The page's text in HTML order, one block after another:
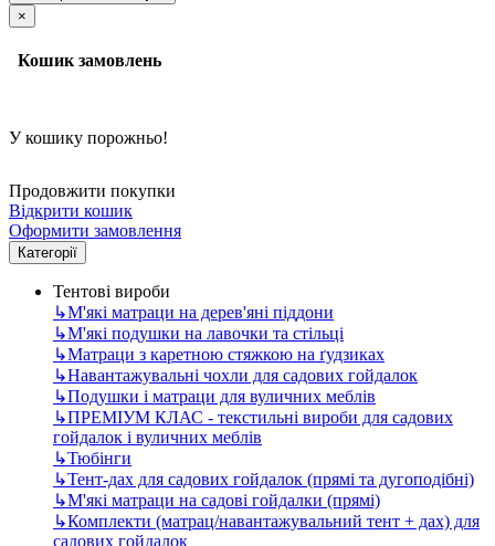
×
Кошик замовлень
У кошику порожньо!
Продовжити покупки
Відкрити кошик
Оформити замовлення
Категорії
Тентові вироби
↳М'які матраци на дерев'яні піддони
↳М'які подушки на лавочки та стільці
↳Матраци з каретною стяжкою на ґудзиках
↳Навантажувальні чохли для садових гойдалок
↳Подушки і матраци для вуличних меблів
↳ПРЕМІУМ КЛАС - текстильні вироби для садових
гойдалок і вуличних меблів
↳Тюбінги
↳Тент-дах для садових гойдалок (прямі та дугоподібні)
↳М'які матраци на садові гойдалки (прямі)
↳Комплекти (матрац/навантажувальний тент + дах) для
садових гойдалок